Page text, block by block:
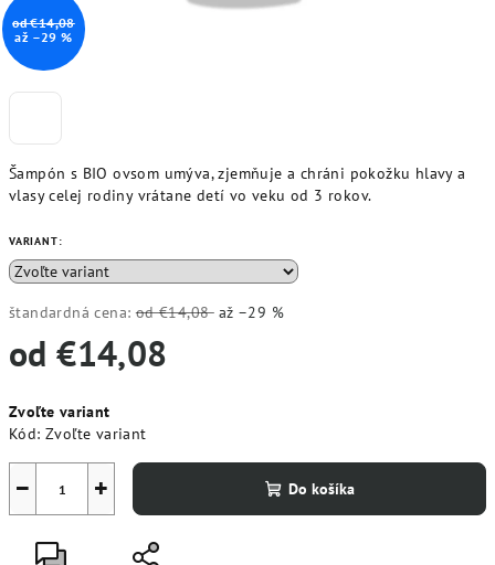
Šampón s BIO ovsom umýva, zjemňuje a chráni pokožku hlavy a
vlasy celej rodiny vrátane detí vo veku od 3 rokov.
VARIANT:
štandardná cena: od €14,08 až –29 %
od€14,08
cena:
Zvoľte variant
Kód: Zvoľte variant
+
− Do košíka
od €14,08
až –29 %